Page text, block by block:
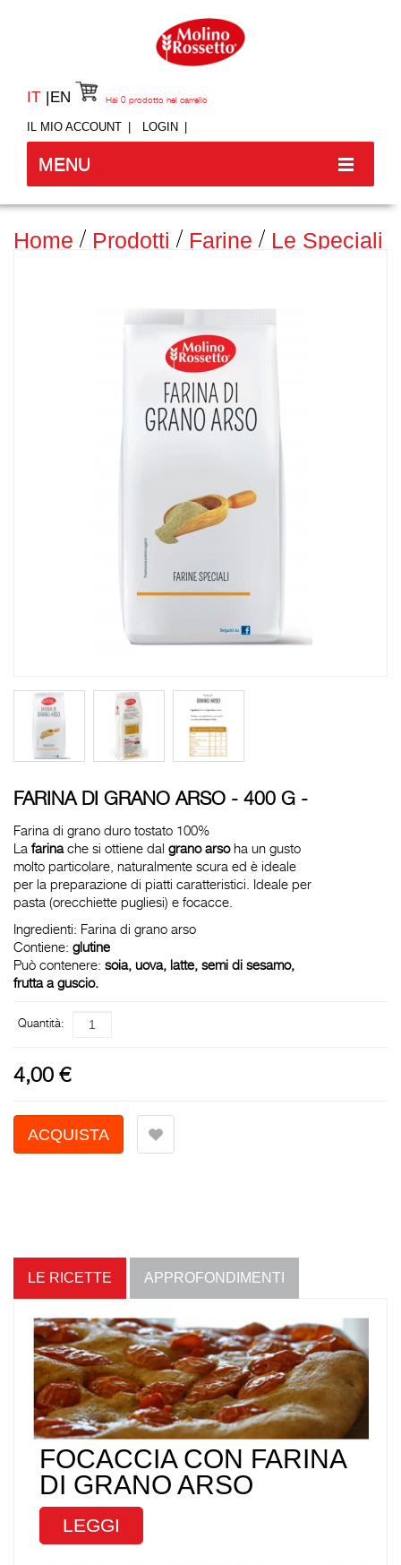
IT EN
IL MIO ACCOUNT LOGIN
Hai 0 prodotto nel carrello
MENU
Home Prodotti Farine
Le Speciali
FARINA DI GRANO ARSO - 400 G -
Farina di grano duro tostato 100%
La farinache si ottiene dal grano arsoha un gusto
molto particolare, naturalmente scura ed è ideale
per la preparazione di piatti caratteristici. Ideale per
pasta (orecchiette pugliesi) e focacce.
Ingredienti: Farina di grano arso
Contiene: glutine
Può contenere: soia, uova, latte, semi di sesamo,
frutta a guscio.
Quantità:
4,00 €
LE RICETTE APPROFONDIMENTI
FOCACCIA CON FARINA
DI GRANO ARSO
LEGGI